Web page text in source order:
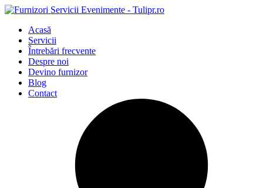
Acasă
Servicii
Întrebări frecvente
Despre noi
Devino furnizor
Blog
Contact